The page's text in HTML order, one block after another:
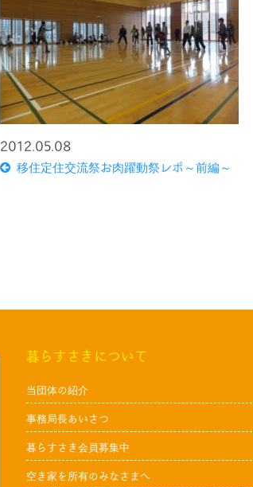
2012.05.08
移住定住交流祭お肉躍動祭レポ～前編～
暮らすさきについて
当団体の紹介
事務局長あいさつ
暮らすさき会員募集中
空き家を所有のみなさまへ